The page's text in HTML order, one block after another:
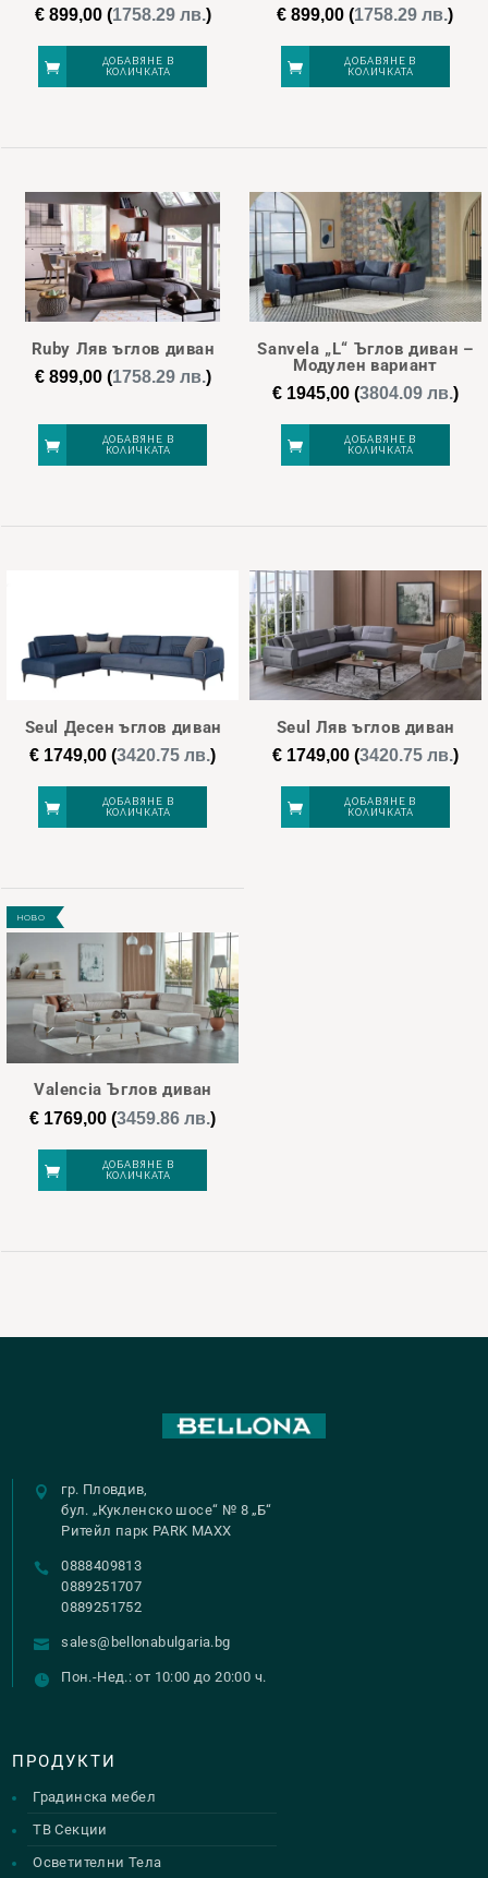
€899,00(1758.29 лв.)
ДОБАВЯНЕ В
КОЛИЧКАТА
€ 899,00 (1758.29 лв.)
ДОБАВЯНЕ В
КОЛИЧКАТА
Ruby Ляв ъглов диван
€899,00(1758.29 лв.)
ДОБАВЯНЕ В
КОЛИЧКАТА
Sanvela „L“ Ъглов диван –
Модулен вариант
€1945,00(3804.09 лв.)
ДОБАВЯНЕ В
КОЛИЧКАТА
Seul Десен ъглов диван
€ 1749,00 (3420.75 лв.)
ДОБАВЯНЕ В
КОЛИЧКАТА
Seul Ляв ъглов диван
€1749,00(3420.75 лв.)
ДОБАВЯНЕ В
КОЛИЧКАТА
НОВО
Valencia Ъглов диван
€ 1769,00 (3459.86 лв.)
ДОБАВЯНЕ В
КОЛИЧКАТА
гр. Пловдив,
бул. „Кукленско шосе“ № 8 „Б“
Ритейл парк PARK MAXX
0888409813
0889251707
0889251752
sales@bellonabulgaria.bg
Пон.-Нед.: от 10:00 до 20:00 ч.
ПРОДУКТИ
Градинска мебел
ТВ Секции
Осветителни Тела